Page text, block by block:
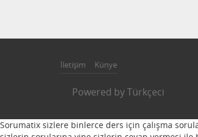
İletişim Künye
Powered byTürkçeci
Sorumatix sizlere binlerce ders için çalışma